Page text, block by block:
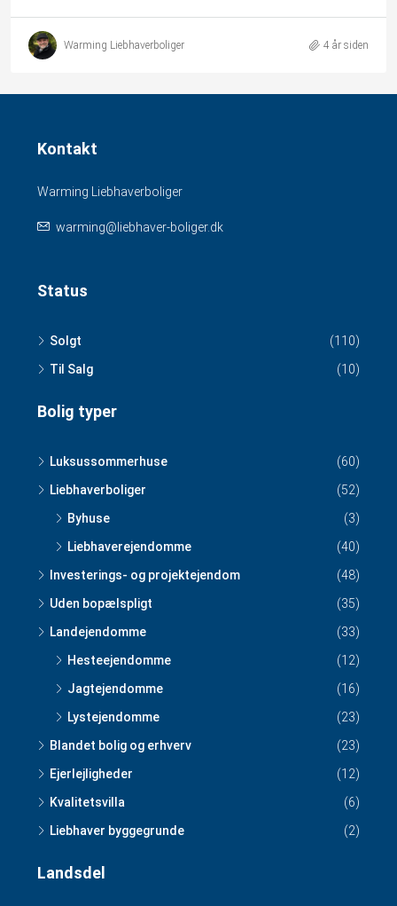
Warming Liebhaverboliger 4 år siden
Kontakt
Warming Liebhaverboliger
warming@liebhaver-boliger.dk
Status
Solgt
(110)
Til Salg
(10)
Bolig typer
Luksussommerhuse
(60)
Liebhaverboliger
(52)
Byhuse
(3)
Liebhaverejendomme
(40)
Investerings- og projektejendom
(48)
Uden bopælspligt
(35)
Landejendomme
(33)
Hesteejendomme
(12)
Jagtejendomme
(16)
Lystejendomme
(23)
Blandet bolig og erhverv
(23)
Ejerlejligheder
(12)
Kvalitetsvilla
(6)
Liebhaver byggegrunde
(2)
Landsdel